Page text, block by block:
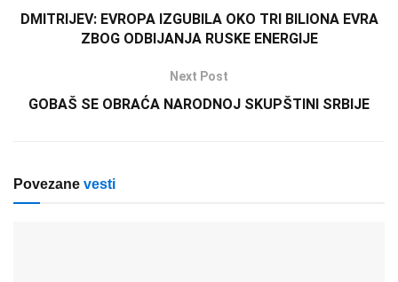
DMITRIJEV: EVROPA IZGUBILA OKO TRI BILIONA EVRA
ZBOG ODBIJANJA RUSKE ENERGIJE
Next Post
GOBAŠ SE OBRAĆA NARODNOJ SKUPŠTINI SRBIJE
Povezane vesti